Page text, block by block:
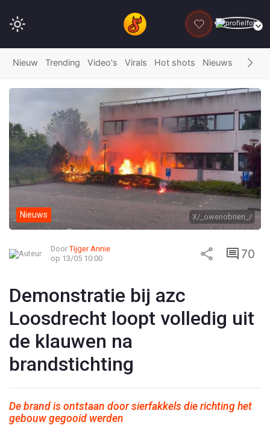
DONEER
Nieuw Trending Video's Virals Hot shots Nieuws Fails
Nieuws X/_owenobrien_/
Door Tijger Annie
op 13/05 10:00
70
Demonstratie bij azc
Loosdrecht loopt volledig uit
de klauwen na
brandstichting
De brand is ontstaan door sierfakkels die richting het
gebouw gegooid werden